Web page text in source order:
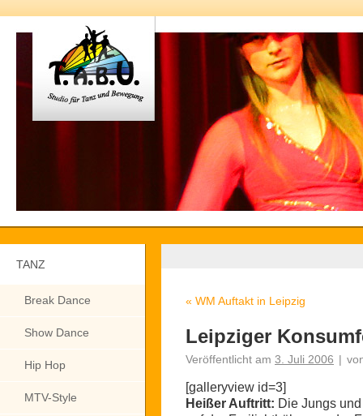
TANZ
Break Dance
Show Dance
Hip Hop
MTV-Style
« WM Auftakt in Leipzig
Leipziger
Veröffentlicht am 3. Juli 2006 |
[galleryview id=3]
Heißer Auftritt: Die Jungs